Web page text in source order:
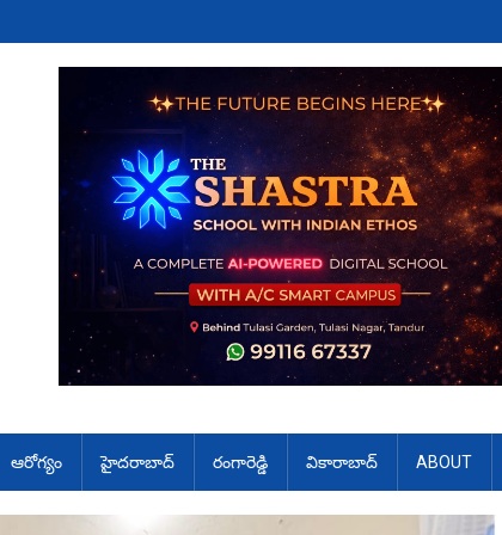
ఆరోగ్యం హైదరాబాద్ రంగారెడ్డి వికారాబాద్ ABOUT